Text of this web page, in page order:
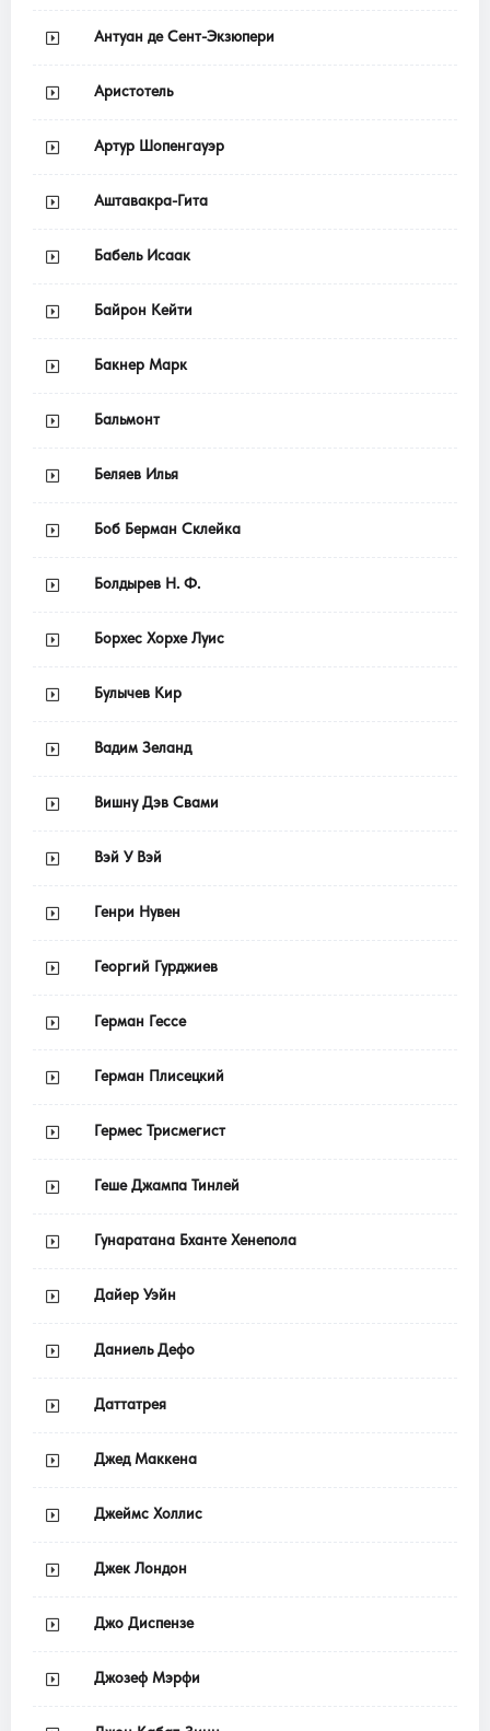
Антуан де Сент-Экзюпери
Аристотель
Артур Шопенгауэр
Аштавакра-Гита
Бабель Исаак
Байрон Кейти
Бакнер Марк
Бальмонт
Беляев Илья
Боб Берман Склейка
Болдырев Н. Ф.
Борхес Хорхе Луис
Булычев Кир
Вадим Зеланд
Вишну Дэв Свами
Вэй У Вэй
Генри Нувен
Георгий Гурджиев
Герман Гессе
Герман Плисецкий
Гермес Трисмегист
Геше Джампа Тинлей
Гунаратана Бханте Хенепола
Дайер Уэйн
Даниель Дефо
Даттатрея
Джед Маккена
Джеймс Холлис
Джек Лондон
Джо Диспензе
Джозеф Мэрфи